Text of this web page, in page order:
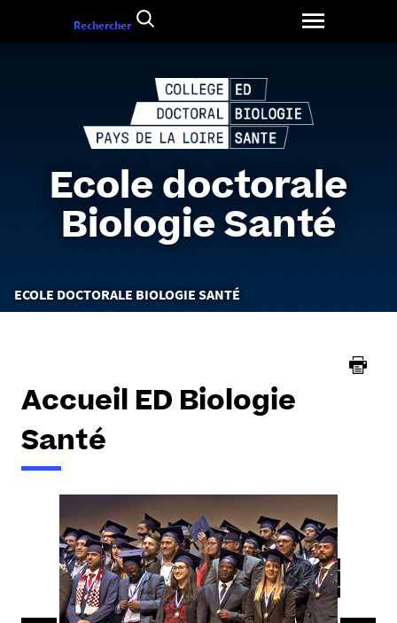
Ecole doctorale
Biologie Santé
Vous
êtes
ECOLE DOCTORALE BIOLOGIE SANTÉ
Rechercher
Accueil ED Biologie
Santé